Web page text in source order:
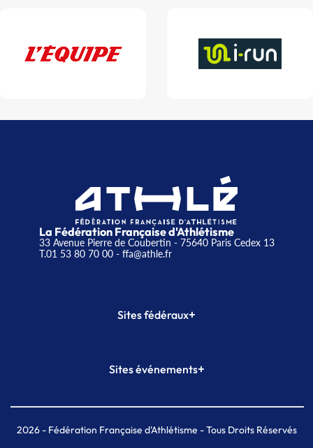
La Fédération Française d'Athlétisme
33 Avenue Pierre de Coubertin - 75640 Paris Cedex 13
T.01 53 80 70 00- ffa@athle.fr
Sites fédéraux+
Plateforme Formation
Sites événements+
Meeting de Paris indoor
MAIF Ekiden de Paris
2026- Fédération Française d'Athlétisme - Tous Droits Réservés